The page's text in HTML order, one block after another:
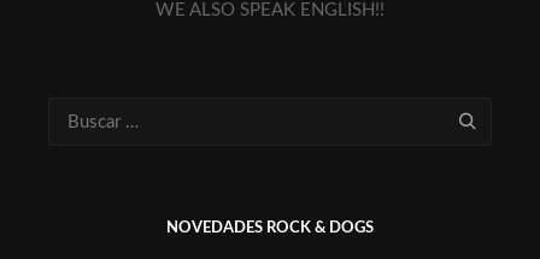
WE ALSO SPEAK ENGLISH!!
NOVEDADES ROCK & DOGS